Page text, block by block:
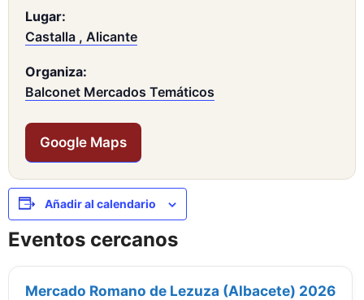
Lugar:
Castalla , Alicante
Organiza:
Balconet Mercados Temáticos
Google Maps
Añadir al calendario
Eventos cercanos
Mercado Romano de Lezuza (Albacete) 2026